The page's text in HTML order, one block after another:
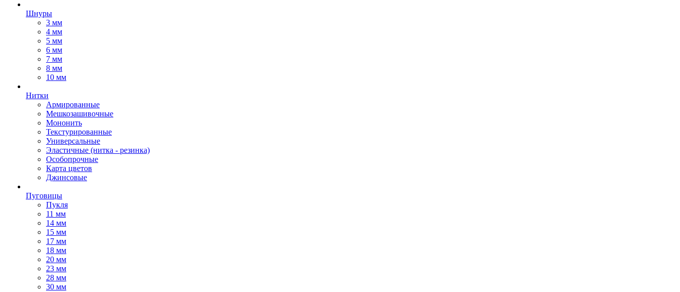
Шнуры
3 мм
4 мм
5 мм
6 мм
7 мм
8 мм
10 мм
Нитки
Армированные
Мешкозашивочные
Мононить
Текстурированные
Универсальные
Эластичные (нитка - резинка)
Особопрочные
Карта цветов
Джинсовые
Пуговицы
Пукля
11 мм
14 мм
15 мм
17 мм
18 мм
20 мм
23 мм
28 мм
30 мм